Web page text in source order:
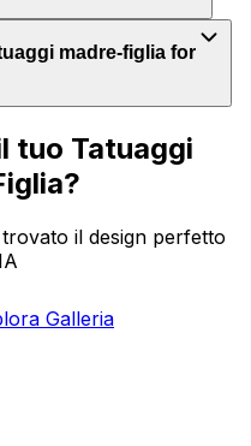
madre-figlia for
tuo Tatuaggi
il design perfetto
Galleria